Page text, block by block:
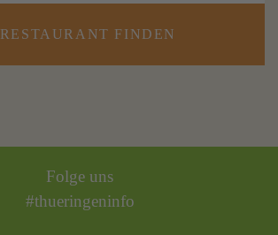
RESTAURANT FINDEN
Folge uns
#thueringeninfo